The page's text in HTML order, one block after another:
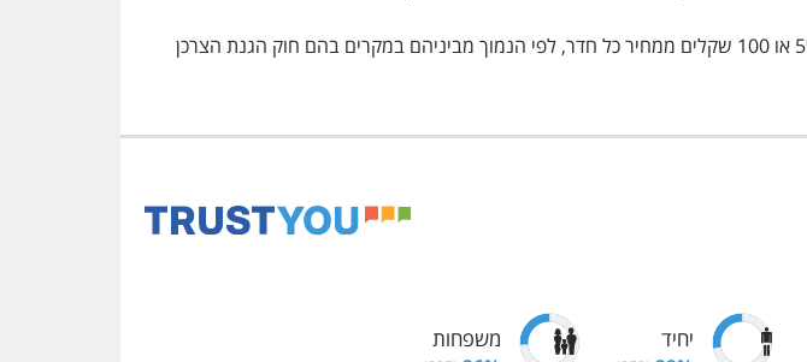
ביטול עסקה לפי חוק הגנת הצרכן ייעשה בניכוי דמי ביטול בשיעור שלא יעלה על 5% או 100 שקלים ממחיר כל חדר, לפי הנמוך מביניהם במקרים בהם חוק הגנת הצרכן
יחיד משפחות